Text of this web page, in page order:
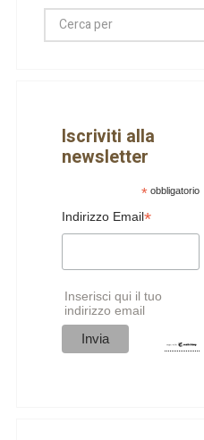
Iscriviti alla
newsletter
*obbligatorio
Indirizzo Email*
Inserisci qui il tuo
indirizzo email